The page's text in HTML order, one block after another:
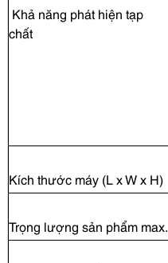
Khả năng phát hiện tạp
chất
Kích thước máy (L x W x H)
Trọng lượng sản phẩm max.